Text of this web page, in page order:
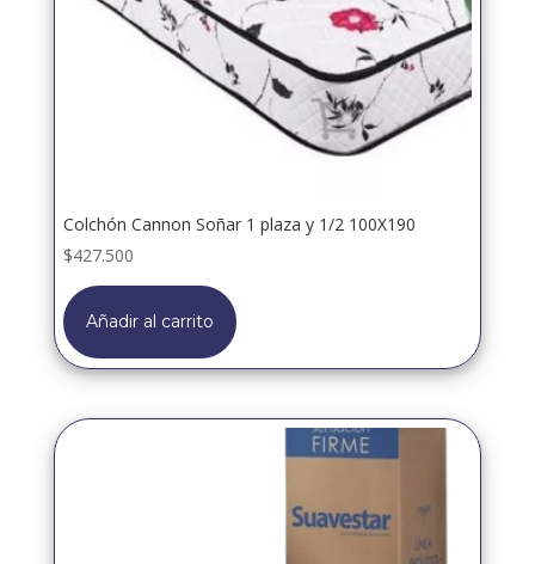
Colchón Cannon Soñar 1 plaza y 1/2 100X190
$427.500
Añadir al carrito